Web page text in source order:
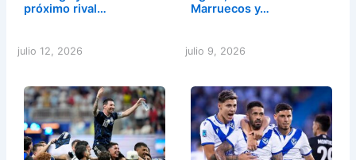
próximo rival…
julio 12, 2026
Marruecos y…
julio 9, 2026